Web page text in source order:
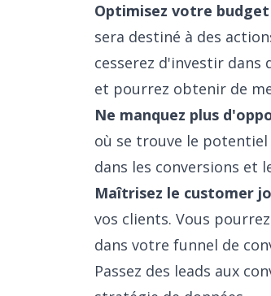
Optimisez votre
sera destiné à des
cesserez d'investir
et pourrez obtenir de
Ne manquez plus
où se trouve le
dans les conversions et
Maîtrisez le customer
vos clients. Vous
dans votre funnel de
Passez des leads aux